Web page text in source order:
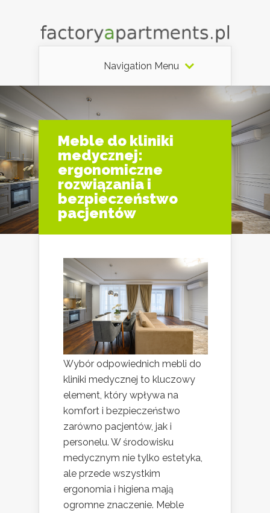
Navigation Menu
Meble do kliniki
medycznej:
ergonomiczne
rozwiązania i
bezpieczeństwo
pacjentów
Wybór odpowiednich mebli do
kliniki medycznej to kluczowy
element, który wpływa na
komfort i bezpieczeństwo
zarówno pacjentów, jak i
personelu. W środowisku
medycznym nie tylko estetyka,
ale przede wszystkim
ergonomia i higiena mają
ogromne znaczenie. Meble